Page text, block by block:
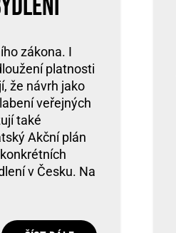
zákona. I
platnosti
že návrh jako
veřejných
také
Akční plán
v Česku. Na